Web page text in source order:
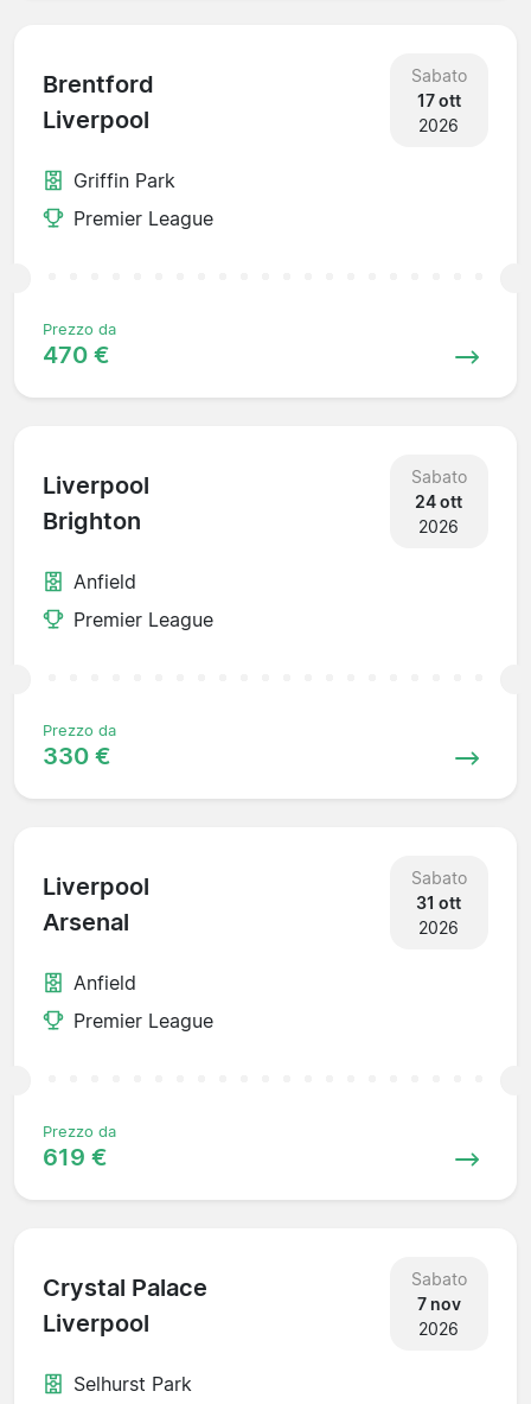
Brentford
Liverpool
Sabato
17 ott
2026
Griffin Park
Premier League
Prezzo da
470 €
Liverpool
Brighton
Sabato
24 ott
2026
Anfield
Premier League
Prezzo da
330 €
Liverpool
Arsenal
Sabato
31 ott
2026
Anfield
Premier League
Prezzo da
619 €
Crystal Palace
Liverpool
Sabato
7 nov
2026
Selhurst Park